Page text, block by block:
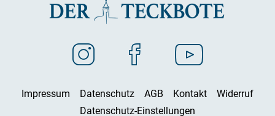
Impressum Datenschutz AGB Kontakt
Widerruf
Datenschutz-Einstellungen